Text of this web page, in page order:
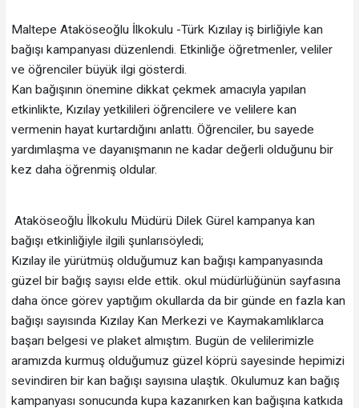
Maltepe Ataköseoğlu İlkokulu -Türk Kızılay iş birliğiyle kan
bağışı kampanyası düzenlendi. Etkinliğe öğretmenler, veliler
ve öğrenciler büyük ilgi gösterdi.
Kan bağışının önemine dikkat çekmek amacıyla yapılan
etkinlikte, Kızılay yetkilileri öğrencilere ve velilere kan
vermenin hayat kurtardığını anlattı. Öğrenciler, bu sayede
yardımlaşma ve dayanışmanın ne kadar değerli olduğunu bir
kez daha öğrenmiş oldular.
Ataköseoğlu İlkokulu Müdürü Dilek Gürel kampanya kan
bağışı etkinliğiyle ilgili şunlarısöyledi;
Kızılay ile yürütmüş olduğumuz kan bağışı kampanyasında
güzel bir bağış sayısı elde ettik. okul müdürlüğünün sayfasına
daha önce görev yaptığım okullarda da bir günde en fazla kan
bağışı sayısında Kızılay Kan Merkezi ve Kaymakamlıklarca
başarı belgesi ve plaket almıştım. Bugün de velilerimizle
aramızda kurmuş olduğumuz güzel köprü sayesinde hepimizi
sevindiren bir kan bağışı sayısına ulaştık. Okulumuz kan bağış
kampanyası sonucunda kupa kazanırken kan bağışına katkıda